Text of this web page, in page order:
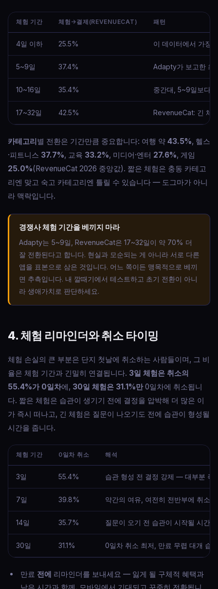
체험 기간 체험→결제(REVENUECAT) 패턴
4일 이하 25.5% 이 데이터에서 가장
5~9일 37.4% Adapty가 보고한 최
10~16일 35.4% 중간대, 5~9일보다
17~32일 42.5% RevenueCat: 긴 체
카테고리별 전환은 기간만큼 중요합니다: 여행 약 43.5%, 헬스
·피트니스 37.7%, 교육 33.2%, 미디어·엔터 27.6%, 게임
25.0%(RevenueCat 2026 중앙값). 짧은 체험은 충동 카테고
리엔 맞고 숙고 카테고리엔 틀릴 수 있습니다 — 도그마가 아니
라 맥락입니다.
경쟁사 체험 기간을 베끼지 마라
Adapty는 5~9일, RevenueCat은 17~32일이 약 70% 더
잘 전환된다고 합니다. 현실과 모순되는 게 아니라 서로 다른
앱을 표본으로 삼은 것입니다. 어느 쪽이든 맹목적으로 베끼
면 추측입니다. 내 깔때기에서 테스트하고 초기 전환이 아니
라 생애가치로 판단하세요.
4. 체험 리마인더와 취소 타이밍
체험 손실의 큰 부분은 단지 첫날에 취소하는 사람들이며, 그 비
율은 체험 기간과 긴밀히 연결됩니다. 3일 체험은 취소의
55.4%가 0일차에, 30일 체험은 31.1%만0일차에 취소됩니
다. 짧은 체험은 습관이 생기기 전에 결정을 압박해 더 많은 이
가 즉시 떠나고, 긴 체험은 질문이 나오기도 전에 습관이 형성될
시간을 줍니다.
체험 기간 0일차 취소 해석
3일 55.4% 습관 형성 전 결정 강제 — 대부분 즉
7일 39.8% 약간의 여유, 여전히 전반부에 취소
14일 35.7% 질문이 오기 전 습관이 시작될 시간
30일 31.1% 0일차 취소 최저, 만료 무렵 대개 습
만료 전에 리마인더를 보내세요 — 잃게 될 구체적 혜택과